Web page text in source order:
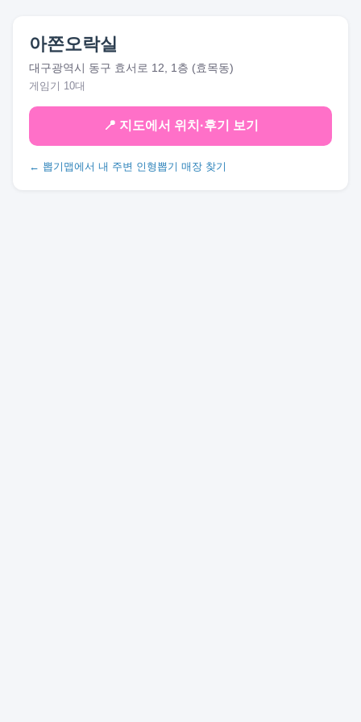
아쫀오락실
대구광역시 동구 효서로 12, 1층 (효목동)
게임기 10대
📍 지도에서 위치·후기 보기
← 뽑기맵에서 내 주변 인형뽑기 매장 찾기